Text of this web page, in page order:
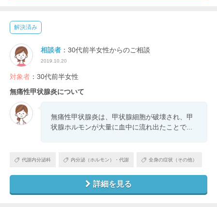
解決済み
相談者 ：30代前半女性からのご相談
2019.10.20
対象者 ：30代前半女性
無痛性甲状腺炎について
無痛性甲状腺炎は、甲状腺細胞が破壊され、甲
状腺ホルモンが大量に血中に流れ出たことで...
代謝内分泌科 内分泌（ホルモン）・代謝 全身の症状（その他）
詳細を見る